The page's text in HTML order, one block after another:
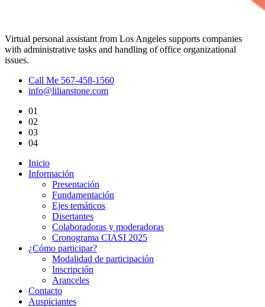
Virtual personal assistant from Los Angeles supports companies
with administrative tasks and handling of office organizational
issues.
Call Me 567-458-1560
info@lilianstone.com
01
02
03
04
Inicio
Información
Presentación
Fundamentación
Ejes temáticos
Disertantes
Colaboradoras y moderadoras
Cronograma CIASI 2025
¿Cómo participar?
Modalidad de participación
Inscripción
Aranceles
Contacto
Auspiciantes